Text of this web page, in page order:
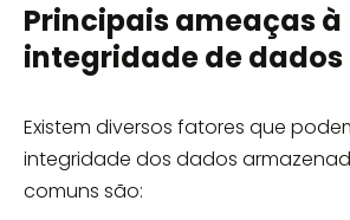
Principais ameaças à
integridade de dados
Existem diversos fatores que
integridade dos dados
comuns são: